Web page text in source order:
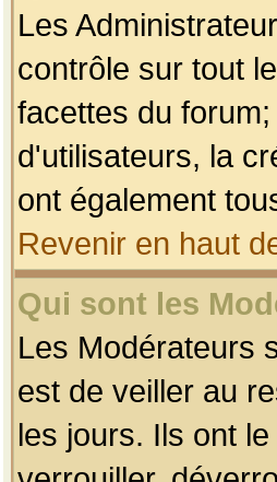
Les
contrôle sur tout
facettes du
d'utilisateurs, la
ont également
Revenir en haut
Qui sont les
Les Modérateurs
est de veiller au
les jours. Ils ont